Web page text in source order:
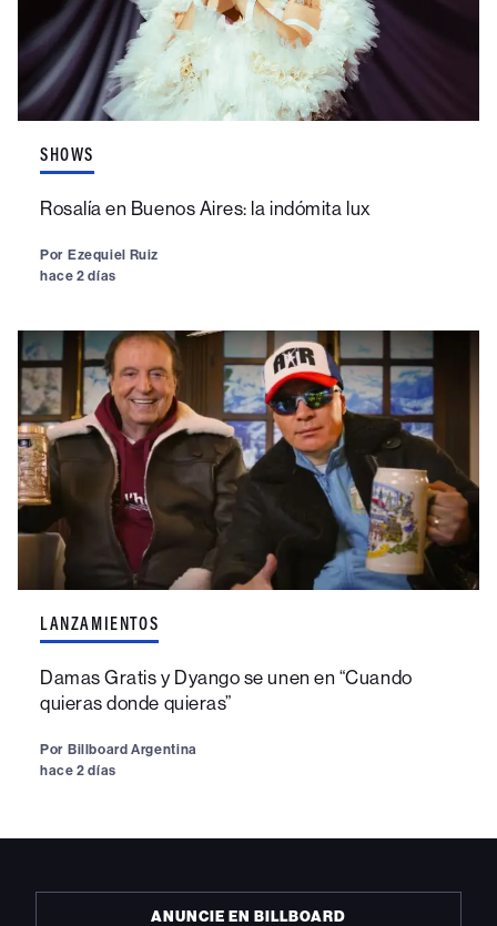
SHOWS
Rosalía en Buenos Aires: la indómita lux
Por Ezequiel Ruiz
hace 2 días
LANZAMIENTOS
Damas Gratis y Dyango se unen en “Cuando
quieras donde quieras”
Por Billboard Argentina
hace 2 días
ANUNCIE EN BILLBOARD